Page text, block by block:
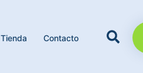
Tienda Contacto